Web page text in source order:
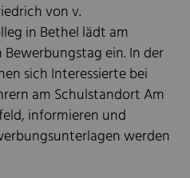
von v.
in Bethel lädt am
Bewerbungstag ein. In der
sich Interessierte bei
am Schulstandort Am
informieren und
werden